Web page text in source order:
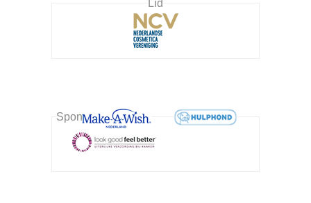
Lid
Sponsor